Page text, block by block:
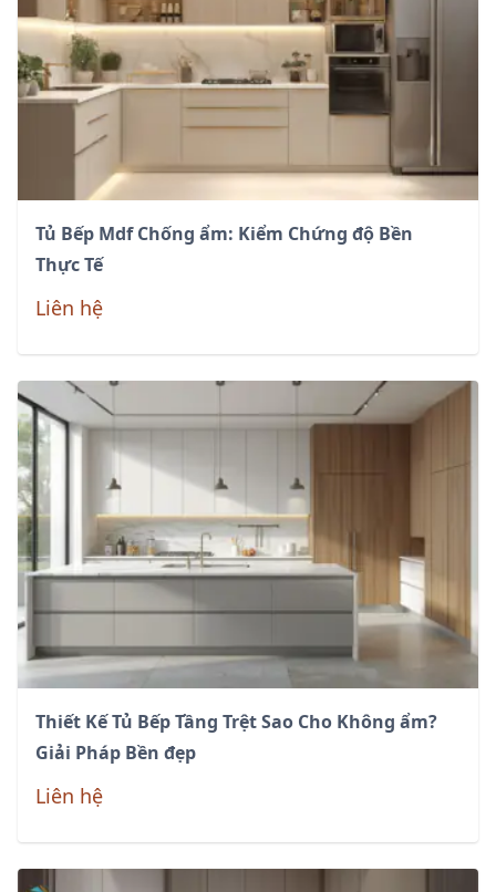
Tủ Bếp Mdf Chống ẩm: Kiểm Chứng độ Bền
Thực Tế
Liên hệ
Thiết Kế Tủ Bếp Tầng Trệt Sao Cho Không ẩm?
Giải Pháp Bền đẹp
Liên hệ